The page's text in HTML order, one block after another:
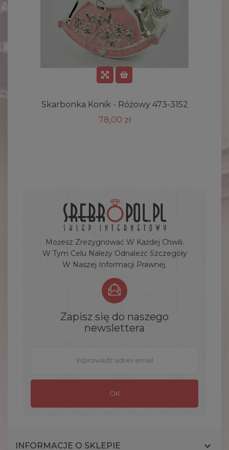
Skarbonka Konik - Różowy 473-3152
78,00 zł
Możesz Zrezygnować W Każdej Chwili.
W Tym Celu Należy Odnaleźć Szczegóły
W Naszej Informacji Prawnej.
Zapisz się do naszego
newslettera
INFORMACJE O SKLEPIE 